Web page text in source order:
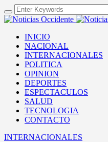
INICIO
NACIONAL
INTERNACIONALES
POLITICA
OPINION
DEPORTES
ESPECTACULOS
SALUD
TECNOLOGIA
CONTACTO
INTERNACIONALES